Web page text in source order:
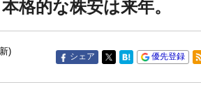
格的な株安は来年。
)
シェア 優先登録